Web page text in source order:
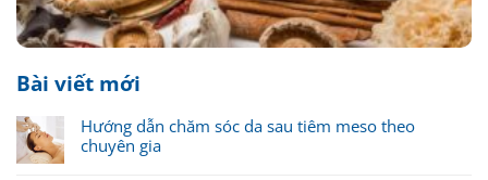
Bài viết mới
Hướng dẫn chăm sóc da sau tiêm meso theo
chuyên gia